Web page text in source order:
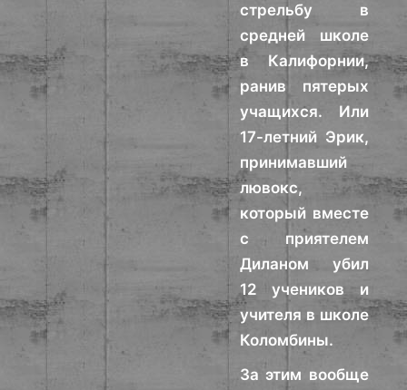
стрельбу в
средней школе
в Калифорнии,
ранив пятерых
учащихся. Или
17-летний Эрик,
принимавший
лювокс,
который вместе
с приятелем
Диланом убил
12 учеников и
учителя в школе
Коломбины.
За этим вообще